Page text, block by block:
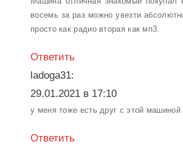
восемь за раз можно увезти
просто как радио вторая как мп3.
Ответить
ladoga31:
29.01.2021 в 17:10
у меня тоже есть друг с этой
Ответить